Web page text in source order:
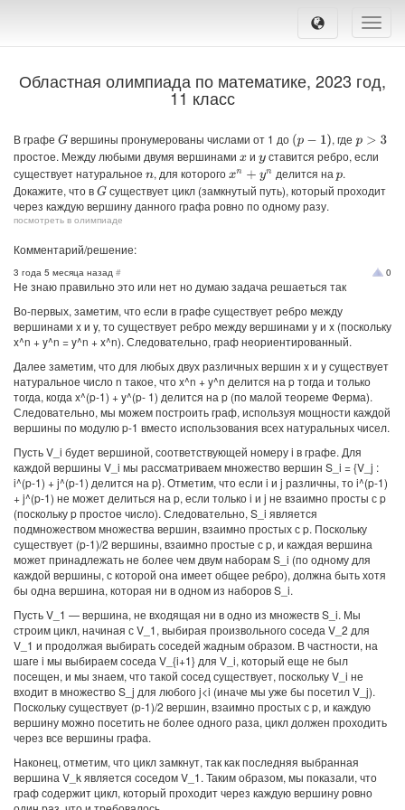
Toggle
Областная олимпиада по математике, 2023 год,
11 класс
В графе G вершины пронумерованы числами от 1 до (p−1) , где p>3
простое. Между любыми двумя вершинами x иyставится ребро, если
существует натуральное n, для которогоxn+ yn делится на p.
Докажите, что вG существует цикл (замкнутый путь), который проходит
через каждую вершину данного графа ровно по одному разу.
посмотреть в олимпиаде
Комментарий/решение:
0
3 года 5 месяца назад #
Не знаю правильно это или нет но думаю задача решаеться так
Во-первых, заметим, что если в графе существует ребро между
вершинами x и y, то существует ребро между вершинами y и x (поскольку
x^n + y^n = y^n + x^n). Следовательно, граф неориентированный.
Далее заметим, что для любых двух различных вершин x и y существует
натуральное число n такое, что x^n + y^n делится на p тогда и только
тогда, когда x^(p-1) + y^(p- 1) делится на p (по малой теореме Ферма).
Следовательно, мы можем построить граф, используя мощности каждой
вершины по модулю p-1 вместо использования всех натуральных чисел.
Пусть V_i будет вершиной, соответствующей номеру i в графе. Для
каждой вершины V_i мы рассматриваем множество вершин S_i = {V_j :
i^(p-1) + j^(p-1) делится на p}. Отметим, что если i и j различны, то i^(p-1)
+ j^(p-1) не может делиться на p, если только i и j не взаимно просты с p
(поскольку p простое число). Следовательно, S_i является
подмножеством множества вершин, взаимно простых с p. Поскольку
существует (p-1)/2 вершины, взаимно простые с p, и каждая вершина
может принадлежать не более чем двум наборам S_i (по одному для
каждой вершины, с которой она имеет общее ребро), должна быть хотя
бы одна вершина, которая ни в одном из наборов S_i.
Пусть V_1 — вершина, не входящая ни в одно из множеств S_i. Мы
строим цикл, начиная с V_1, выбирая произвольного соседа V_2 для
V_1 и продолжая выбирать соседей жадным образом. В частности, на
шаге i мы выбираем соседа V_{i+1} для V_i, который еще не был
посещен, и мы знаем, что такой сосед существует, поскольку V_i не
входит в множество S_j для любого j<i (иначе мы уже бы посетил V_j).
Поскольку существует (p-1)/2 вершин, взаимно простых с p, и каждую
вершину можно посетить не более одного раза, цикл должен проходить
через все вершины графа.
Наконец, отметим, что цикл замкнут, так как последняя выбранная
вершина V_k является соседом V_1. Таким образом, мы показали, что
граф содержит цикл, который проходит через каждую вершину ровно